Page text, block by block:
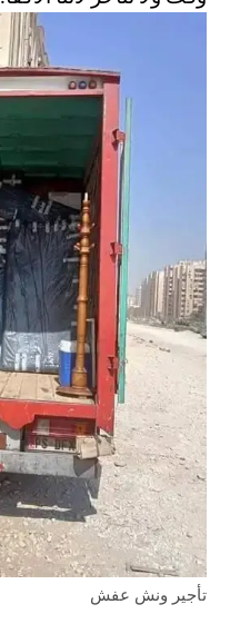
تأجير ونش عفش